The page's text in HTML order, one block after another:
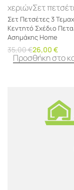
χεριώνΣετ
Σετ Πετσέτες 3
Κεντητό Σχέδιο
Ασημάκης Home
35,00€26,00 €
Προσθήκη στο